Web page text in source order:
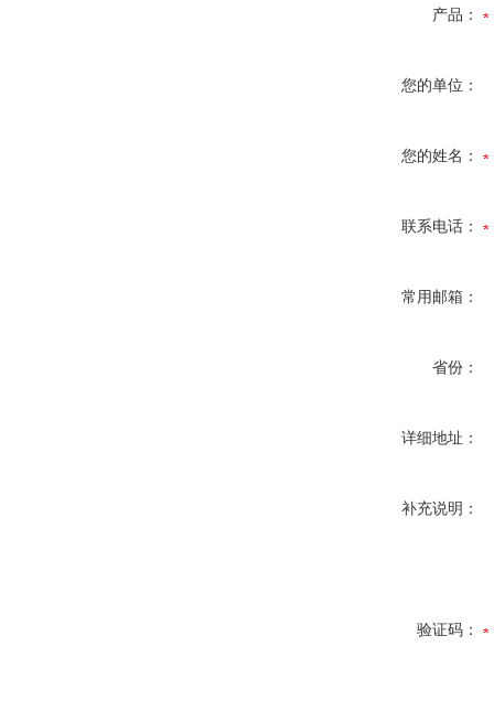
产品：
您的单位：
您的姓名：
联系电话：
常用邮箱：
省份：
详细地址：
补充说明：
验证码：